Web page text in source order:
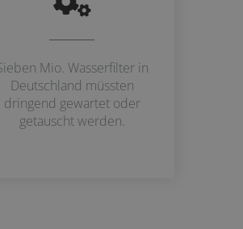
Mio. Wasserfilter in
Deutschland müssten
dringend gewartet oder
getauscht werden.